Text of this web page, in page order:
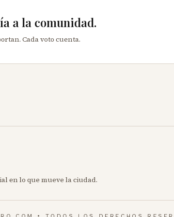
a la comunidad.
Cada voto cuenta.
en lo que mueve la ciudad.